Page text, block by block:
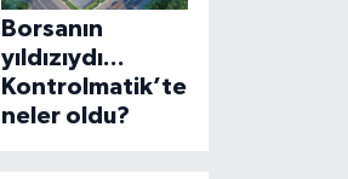
Borsanın
yıldızıydı...
Kontrolmatik’te
neler oldu?